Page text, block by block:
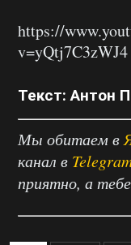
https://
v=yQtj7C3zWJ4
Текст: Антон
Мы обитаем в
канал в
приятно, а